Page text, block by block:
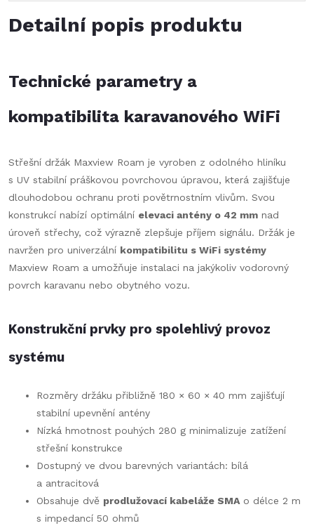
Detailní popis produktu
Technické parametry a
kompatibilita karavanového WiFi
Střešní držák Maxview Roam je vyroben z odolného hliníku
s UV stabilní práškovou povrchovou úpravou, která zajišťuje
dlouhodobou ochranu proti povětrnostním vlivům. Svou
konstrukcí nabízí optimální elevaci antény o 42 mm nad
úroveň střechy, což výrazně zlepšuje příjem signálu. Držák je
navržen pro univerzální kompatibilitu s WiFi systémy
Maxview Roam a umožňuje instalaci na jakýkoliv vodorovný
povrch karavanu nebo obytného vozu.
Konstrukční prvky pro spolehlivý provoz
systému
Rozměry držáku přibližně 180 × 60 × 40 mm zajišťují
stabilní upevnění antény
Nízká hmotnost pouhých 280 g minimalizuje zatížení
střešní konstrukce
Dostupný ve dvou barevných variantách: bílá
a antracitová
Obsahuje dvě prodlužovací kabeláže SMA o délce 2 m
s impedancí 50 ohmů